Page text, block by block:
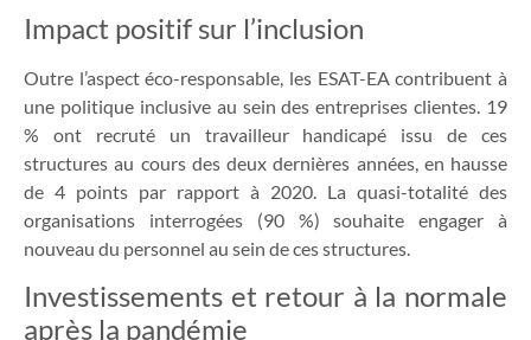
Impact positif sur l’inclusion
Outre l’aspect éco-responsable, les ESAT-EA contribuent à
une politique inclusive au sein des entreprises clientes. 19
% ont recruté un travailleur handicapé issu de ces
structures au cours des deux dernières années, en hausse
de 4 points par rapport à 2020. La quasi-totalité des
organisations interrogées (90 %) souhaite engager à
nouveau du personnel au sein de ces structures.
Investissements et retour à la normale
après la pandémie